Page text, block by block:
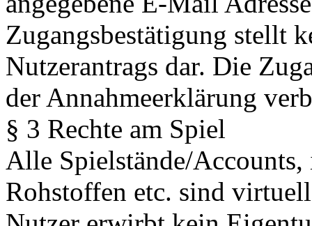
Zugangsbestätigung stellt
Nutzerantrags dar. Die
der Annahmeerklärung
§ 3 Rechte am Spiel
Alle Spielstände/
Rohstoffen etc. sind